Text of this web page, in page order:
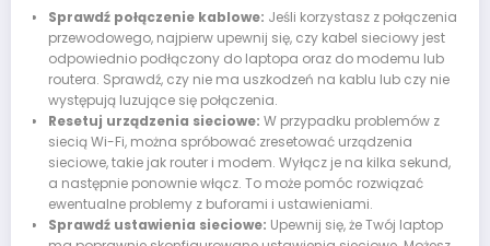
Sprawdź połączenie kablowe: Jeśli korzystasz z połączenia
przewodowego, najpierw upewnij się, czy kabel sieciowy jest
odpowiednio podłączony do laptopa oraz do modemu lub
routera. Sprawdź, czy nie ma uszkodzeń na kablu lub czy nie
występują luzujące się połączenia.
Resetuj urządzenia sieciowe: W przypadku problemów z
siecią Wi-Fi, można spróbować zresetować urządzenia
sieciowe, takie jak router i modem. Wyłącz je na kilka sekund,
a następnie ponownie włącz. To może pomóc rozwiązać
ewentualne problemy z buforami i ustawieniami.
Sprawdź ustawienia sieciowe: Upewnij się, że Twój laptop